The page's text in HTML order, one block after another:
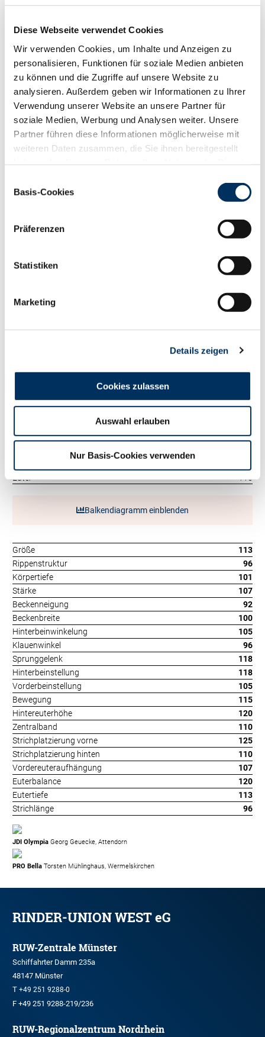
Diese Webseite verwendet Cookies
Wir verwenden Cookies, um Inhalte und Anzeigen zu
personalisieren, Funktionen für soziale Medien anbieten
zu können und die Zugriffe auf unsere Website zu
analysieren. Außerdem geben wir Informationen zu Ihrer
Verwendung unserer Website an unsere Partner für
soziale Medien, Werbung und Analysen weiter. Unsere
Partner führen diese Informationen möglicherweise mit
weiteren Daten zusammen, die Sie ihnen bereitgestellt
Cookies, wenn Sie unsere Webseite weiterhin nutzen.
Basis-Cookies
Präferenzen
Statistiken
Marketing
Details zeigen
Cookies zulassen
Auswahl erlauben
Nur Basis-Cookies verwenden
88 100 112 124
RZS
RZR
RZKd
118
RZKm
RZÖko
122
Gesundheit
88 100 112 124
RZGesund
110
RZEuterfit
RZKlaue
102
RZRepro
107
RZ
Kälberfit 103
113
Tö./Betr.
1730/641
Fett %
-0.4
+18
101
RZE 124
Milchtyp
104
Euter
116
Balkendiagramm einblenden
Größe
113
Rippenstruktur
96
Körpertiefe
101
Stärke
107
Beckenneigung
92
Beckenbreite
100
Hinterbeinwinkelung
105
Klauenwinkel
96
Sprunggelenk
118
Hinterbeinstellung
118
Vorderbeinstellung
105
Bewegung
115
Hintereuterhöhe
120
Zentralband
110
Strichplatzierung vorne
125
Strichplatzierung hinten
110
Vordereuteraufhängung
107
Euterbalance
120
Eutertiefe
113
Strichlänge
96
JDI Olympia Georg Geuecke, Attendorn
PRO Bella Torsten Mühlinghaus, Wermelskirchen
RINDER-UNION WEST eG
RUW-Zentrale Münster
Schiffahrter Damm 235a
48147 Münster
T +49 251 9288-0
F +49 251 9288-219/236
RUW-Regionalzentrum Nordrhein